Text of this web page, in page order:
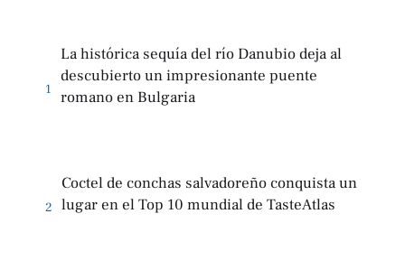
1
La histórica sequía del río Danubio deja al
descubierto un impresionante puente
romano en Bulgaria
2
Coctel de conchas salvadoreño conquista un
lugar en el Top 10 mundial de TasteAtlas